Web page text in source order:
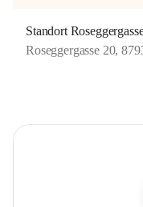
Standort
Roseggergasse 20,